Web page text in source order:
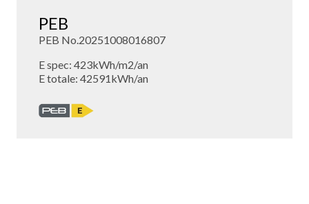
PEB
PEB No.20251008016807
E spec: 423kWh/m2/an
E totale: 42591kWh/an